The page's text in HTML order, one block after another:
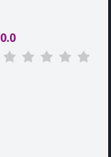
0.0